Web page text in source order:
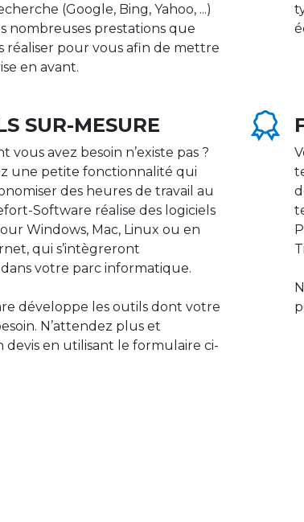
(Google, Bing, Yahoo, ...)
nombreuses prestations que
réaliser pour vous afin de mettre
en avant.
SUR-MESURE
vous avez besoin n’existe pas ?
une petite fonctionnalité qui
des heures de travail au
Software réalise des logiciels
Windows, Mac, Linux ou en
qui s’intègreront
votre parc informatique.
développe les outils dont votre
N’attendez plus et
devis en utilisant le formulaire ci-